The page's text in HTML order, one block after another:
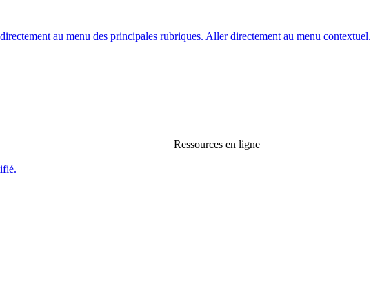
au menu des principales rubriques. Aller directement au menu contextuel.
Ressources en ligne